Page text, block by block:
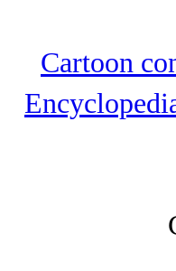
Cartoon